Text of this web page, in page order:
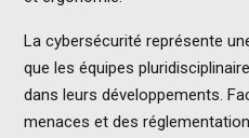
La cybersécurité représente
que les équipes
dans leurs développements.
menaces et des